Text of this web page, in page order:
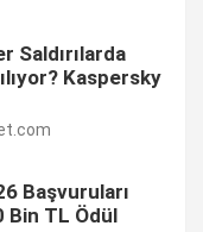
Saldırılarda
Kaspersky
Başvuruları
Bin TL Ödül